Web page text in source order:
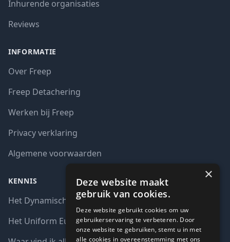
Inhurende organisaties
Reviews
INFORMATIE
Over Freep
Freep Detachering
Werken bij Freep
Privacy verklaring
Algemene voorwaarden
KENNIS
Het Dynamisch aankoopsysteem (DAS)
Het Uniform Europees Aanbestedingsdocument (UEA)
×
Deze website maakt
gebruik van cookies.
Deze website gebruikt cookies om uw
gebruikerservaring te verbeteren. Door
onze website te gebruiken, stemt u in met
alle cookies in overeenstemming met ons